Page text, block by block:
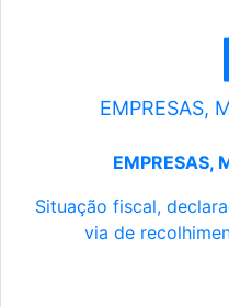
EMPRESAS,
EMPRESAS,
Situação fiscal,
via de